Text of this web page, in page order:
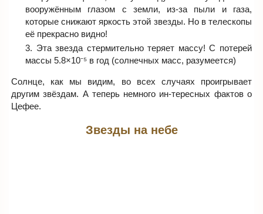
вооружённым глазом с земли, из-за пыли и газа,
которые снижают яркость этой звезды. Но в телескопы
её прекрасно видно!
Эта звезда стермительно теряет массу! С потерей
массы 5.8×10⁻⁵ в год (солнечных масс, разумеется)
Солнце, как мы видим, во всех случаях проигрывает
другим звёздам. А теперь немного ин-тересных фактов о
Цефее.
Звезды на небе